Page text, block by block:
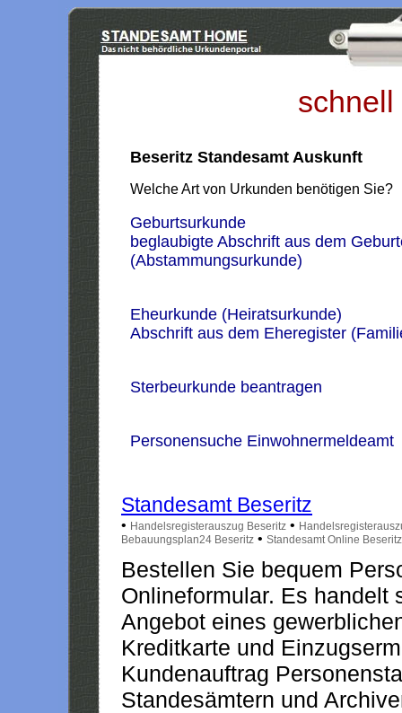
Beseritz Standesamt Auskunft
Welche Art von Urkunden benötigen Sie?
Geburtsurkunde
beglaubigte Abschrift aus dem
(Abstammungsurkunde)
Eheurkunde (Heiratsurkunde)
Abschrift aus dem Eheregister
Sterbeurkunde beantragen
Personensuche Einwohnermeldeamt
Standesamt Beseritz
• Handelsregisterauszug Beseritz •
Bebauungsplan24 Beseritz • Standesamt Online Beseritz
Bestellen Sie bequem
Onlineformular. Es handelt
Angebot eines
Kreditkarte und
Kundenauftrag
Standesämtern und